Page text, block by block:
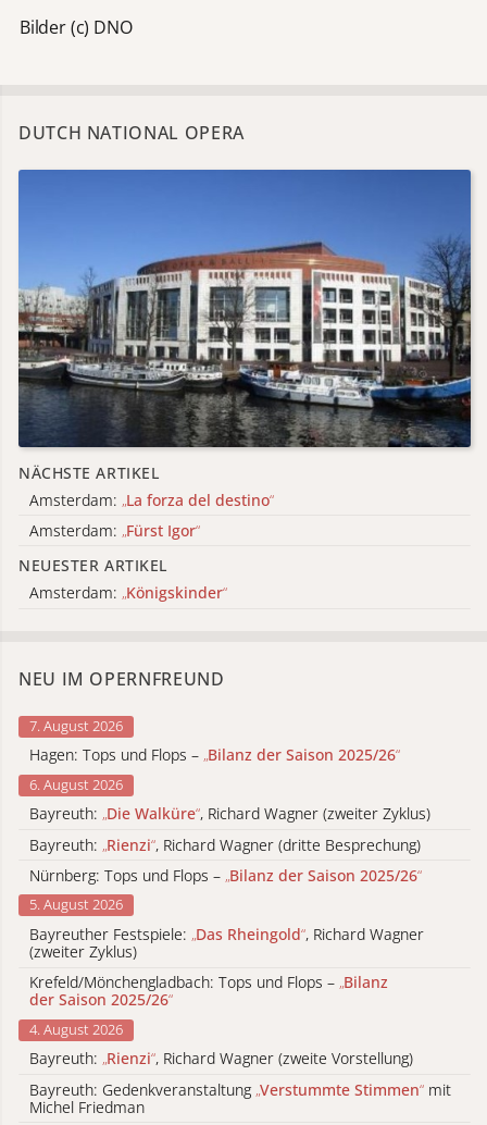
Bilder (c) DNO
DUTCH NATIONAL OPERA
NÄCHSTE ARTIKEL
Amsterdam: „La forza del destino“
Amsterdam: „Fürst Igor“
NEUESTER ARTIKEL
Amsterdam: „Königskinder“
NEU IM OPERNFREUND
7. August 2026
Hagen: Tops und Flops – „Bilanz der Saison 2025/26“
6. August 2026
Bayreuth: „Die Walküre“, Richard Wagner (zweiter Zyklus)
Bayreuth: „Rienzi“, Richard Wagner (dritte Besprechung)
Nürnberg: Tops und Flops – „Bilanz der Saison 2025/26“
5. August 2026
Bayreuther Festspiele: „Das Rheingold“, Richard Wagner
(zweiter Zyklus)
Krefeld/Mönchengladbach: Tops und Flops – „Bilanz
der Saison 2025/26“
4. August 2026
Bayreuth: „Rienzi“, Richard Wagner (zweite Vorstellung)
Bayreuth: Gedenkveranstaltung „Verstummte Stimmen“ mit
Michel Friedman